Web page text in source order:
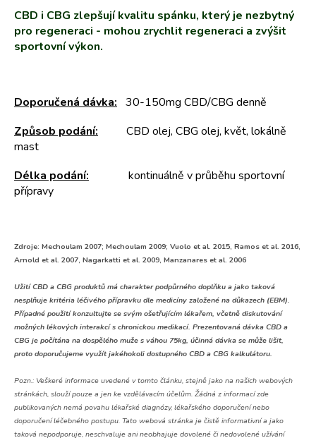
CBD i CBG zlepšují kvalitu spánku, který je nezbytný
pro regeneraci - mohou zrychlit regeneraci a zvýšit
sportovní výkon.
Doporučená dávka: 30-150mg CBD/CBG denně
Způsob podání:
CBD olej, CBG olej, květ, lokálně
mast
Délka podání:
kontinuálně v průběhu sportovní
přípravy
Zdroje: Mechoulam 2007; Mechoulam 2009; Vuolo et al. 2015, Ramos et al. 2016,
Arnold et al. 2007, Nagarkatti et al. 2009, Manzanares et al. 2006
Užití CBD a CBG produktů má charakter podpůrného doplňku a jako taková
nesplňuje kritéria léčivého přípravku dle medicíny založené na důkazech (EBM).
Případné použití konzultujte se svým ošetřujícím lékařem, včetně diskutování
možných lékových interakcí s chronickou medikací. Prezentovaná dávka CBD a
CBG je počítána na dospělého muže s váhou 75kg, účinná dávka se může lišit,
proto doporučujeme využít jakéhokoli dostupného CBD a CBG kalkulátoru.
Pozn.: Veškeré informace uvedené v tomto článku, stejně jako na našich webových
stránkách, slouží pouze a jen ke vzdělávacím účelům. Žádná z informací zde
publikovaných nemá povahu lékařské diagnózy, lékařského doporučení nebo
doporučení léčebného postupu. Tato webová stránka je čistě informativní a jako
taková nepodporuje, neschvaluje ani neobhajuje dovolené či nedovolené užívání